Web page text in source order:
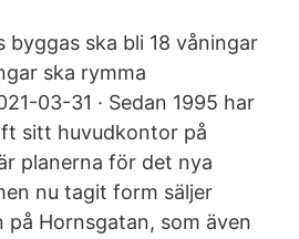
byggas ska bli 18 våningar
ska rymma
03-31 · Sedan 1995 har
sitt huvudkontor på
planerna för det nya
nu tagit form säljer
Hornsgatan, som även